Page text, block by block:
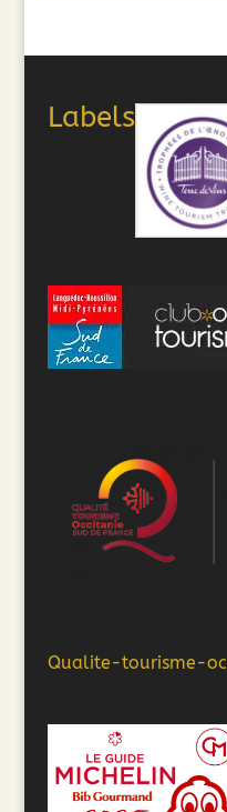
Labels
Qualite-tourisme-